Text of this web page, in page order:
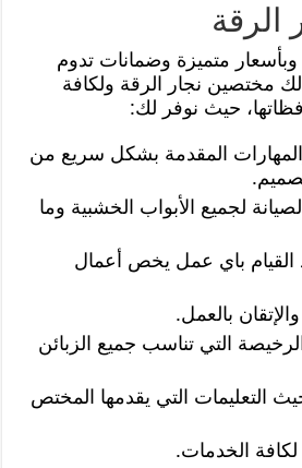
الرقة
متميزة وضمانات تدوم
مختصين نجار الرقة ولكافة
حيث نوفر لك:
والمهارات المقدمة بشكل سريع من
لجميع الأبواب الخشبية وما
القيام باي عمل يخص أعمال
بالعمل.
التي تناسب جميع الزبائن
التعليمات التي يقدمها المختص
لكافة الخدمات.